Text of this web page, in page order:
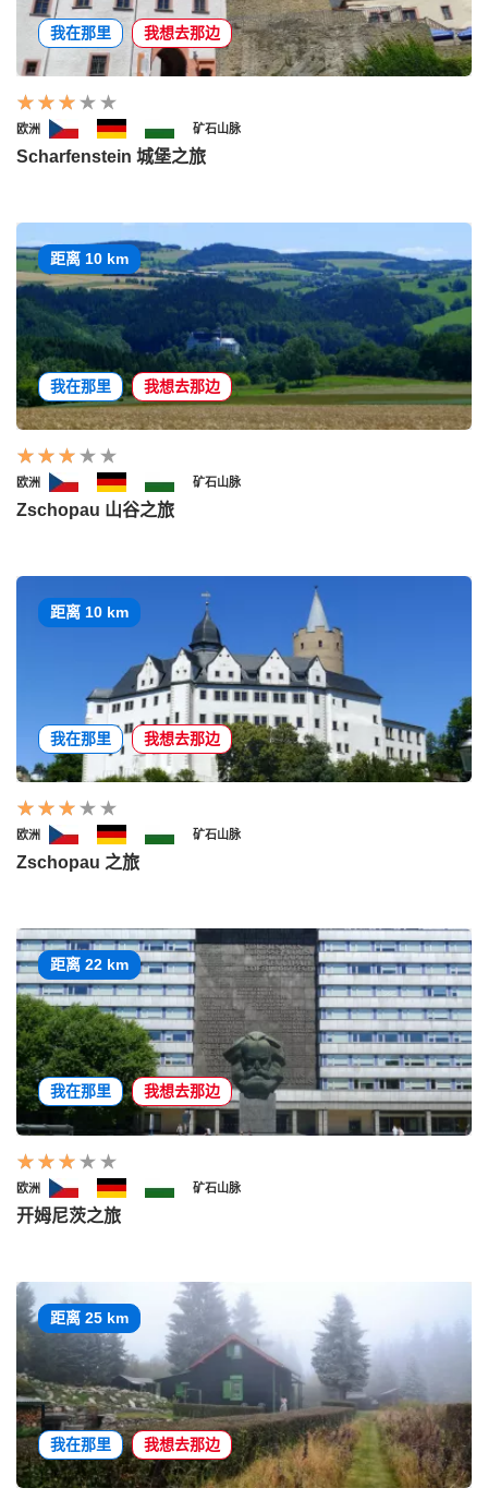
我在那里 我想去那边
欧洲 矿石山脉
Scharfenstein 城堡之旅
距离 10 km
我在那里 我想去那边
欧洲 矿石山脉
Zschopau 山谷之旅
距离 10 km
我在那里 我想去那边
欧洲 矿石山脉
Zschopau 之旅
距离 22 km
我在那里 我想去那边
欧洲 矿石山脉
开姆尼茨之旅
距离 25 km
我在那里 我想去那边